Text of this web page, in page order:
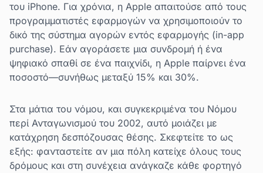
του iPhone. Για χρόνια, η Apple απαιτούσε από τους
προγραμματιστές εφαρμογών να χρησιμοποιούν το
δικό της σύστημα αγορών εντός εφαρμογής (in-app
purchase). Εάν αγοράσετε μια συνδρομή ή ένα
ψηφιακό σπαθί σε ένα παιχνίδι, η Apple παίρνει ένα
ποσοστό—συνήθως μεταξύ 15% και 30%.
Στα μάτια του νόμου, και συγκεκριμένα του Νόμου
περί Ανταγωνισμού του 2002, αυτό μοιάζει με
κατάχρηση δεσπόζουσας θέσης. Σκεφτείτε το ως
εξής: φανταστείτε αν μια πόλη κατείχε όλους τους
δρόμους και στη συνέχεια ανάγκαζε κάθε φορτηγό